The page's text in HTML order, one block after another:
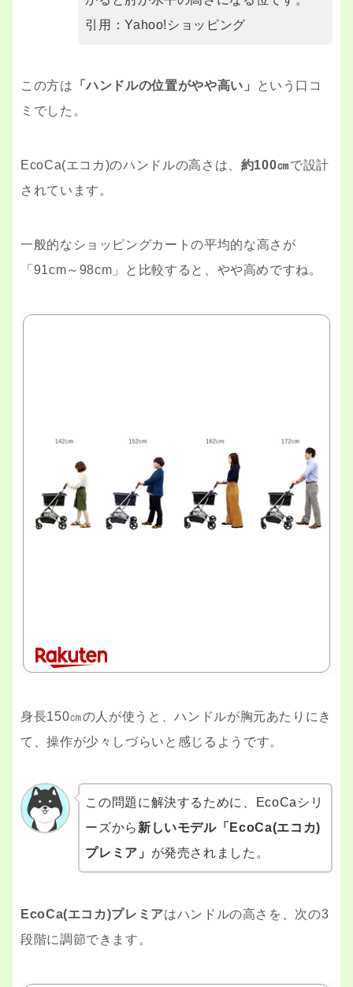
引用：Yahoo!ショッピング
この方は 「ハンドルの位置がやや高い」
という口コ
ミでした。
EcoCa(エコカ)のハンドルの高さは、 約100㎝で設計
されています。
一般的なショッピングカートの平均的な高さが
「91cm～98cm」と比較すると、やや高めですね。
身長150㎝の人が使うと、ハンドルが胸元あたりにき
て、操作が少々しづらいと感じるようです。
この問題に解決するために、EcoCaシリ
ーズから 新しいモデル「EcoCa(エコカ)
プレミア」 が発売されました。
EcoCa(エコカ)プレミアはハンドルの高さを、次の3
段階に調節できます。